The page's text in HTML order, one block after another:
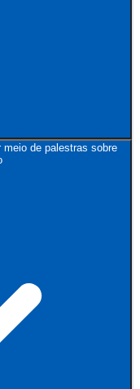
de palestras sobre